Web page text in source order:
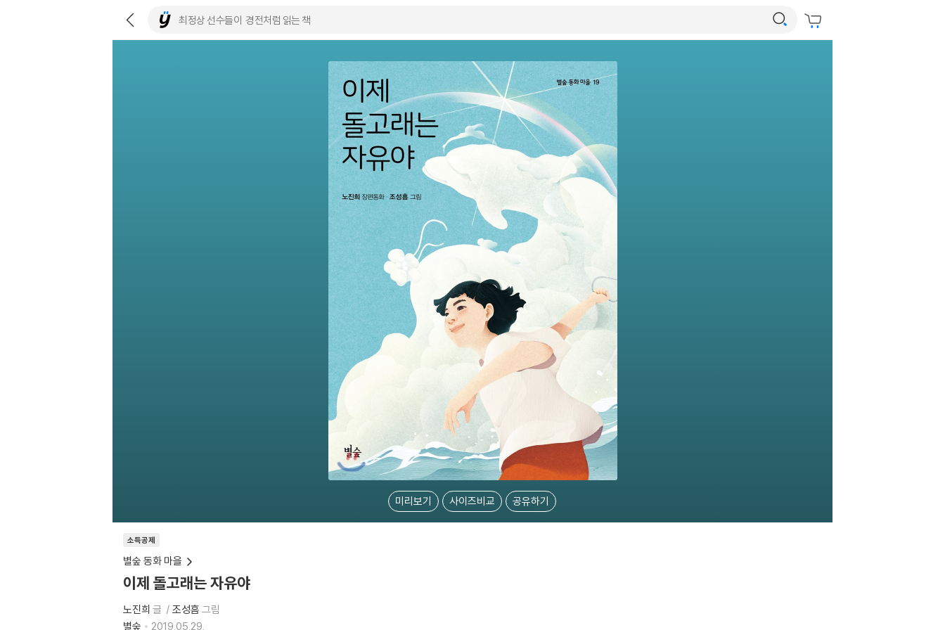
미리보기 사이즈비교 공유하기
소득공제
별숲 동화 마을
이제 돌고래는 자유야
노진희 글 조성흠 그림
별숲
2019.05.29.